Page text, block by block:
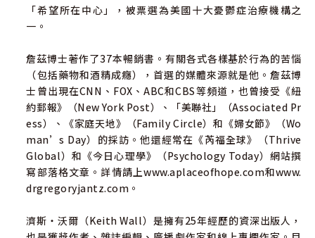
「希望所在中心」，被票選為美國十大憂鬱症治療機構之
一。
詹茲博士著作了37本暢銷書。有關各式各樣基於行為的苦惱
（包括藥物和酒精成癮），首選的媒體來源就是他。詹茲博
士曾出現在CNN、FOX、ABC和CBS等頻道，也曾接受《紐
約郵報》（New York Post）、「美聯社」（Associated Pr
ess）、《家庭天地》（Family Circle）和《婦女節》（Wo
man’s Day）的採訪。他還經常在《芮福全球》（Thrive
Global）和《今日心理學》（Psychology Today）網站撰
寫部落格文章。詳情請上www.aplaceofhope.com和www.
drgregoryjantz.com。
濟斯‧沃爾（Keith Wall）是擁有25年經歷的資深出版人，